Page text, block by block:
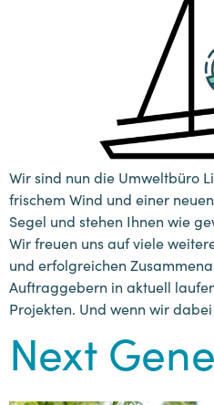
Wir sind nun die Umweltbüro
frischem Wind und einer
Segel und stehen Ihnen wie
Wir freuen uns auf viele
und erfolgreichen
Auftraggebern in aktuell
Projekten. Und wenn wir
Next